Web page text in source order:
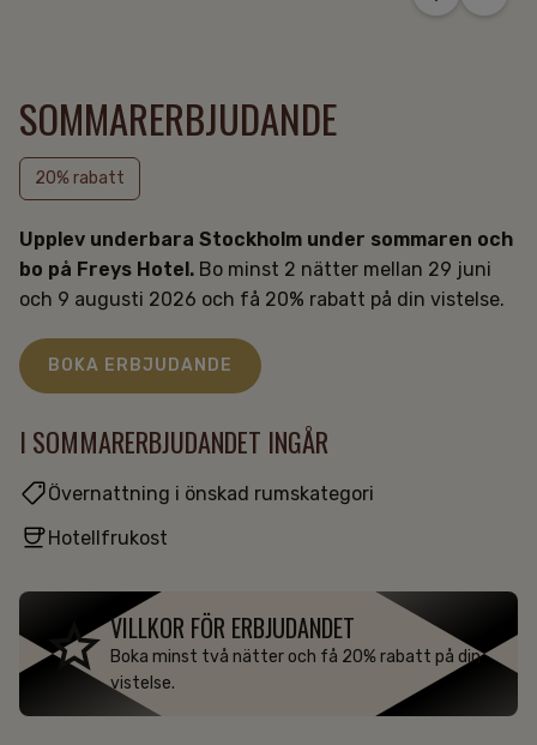
SOMMARERBJUDANDE
20% rabatt
Upplev underbara Stockholm under sommaren och
bo på Freys Hotel. Bo minst 2 nätter mellan 29 juni
och 9 augusti 2026 och få 20% rabatt på din vistelse.
BOKA ERBJUDANDE
I SOMMARERBJUDANDET INGÅR
Övernattning i önskad rumskategori
Hotellfrukost
VILLKOR FÖR ERBJUDANDET
Boka minst två nätter och få 20% rabatt på din
vistelse.